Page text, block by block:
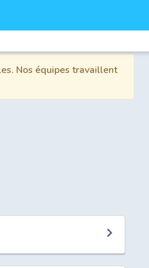
Nos équipes travaillent